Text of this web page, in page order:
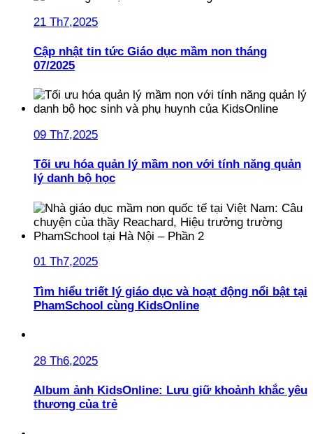
21 Th7,2025
Cập nhật tin tức Giáo dục mầm non tháng
07/2025
09 Th7,2025
Tối ưu hóa quản lý mầm non với tính năng quản
lý danh bộ học
01 Th7,2025
Tìm hiểu triết lý giáo dục và hoạt động nổi bật tại
PhamSchool cùng KidsOnline
28 Th6,2025
Album ảnh KidsOnline: Lưu giữ khoảnh khắc yêu
thương của trẻ